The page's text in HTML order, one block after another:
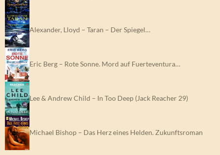
Alexander, Lloyd – Taran – Der Spiegel…
Eric Berg – Rote Sonne. Mord auf Fuerteventura…
Lee & Andrew Child – In Too Deep (Jack Reacher 29)
Michael Bishop – Das Herz eines Helden. Zukunftsroman